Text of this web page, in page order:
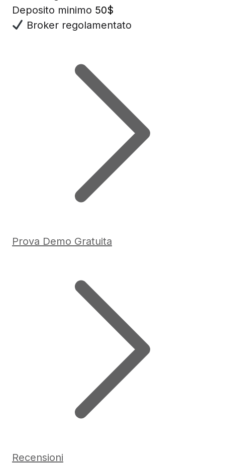
Deposito minimo 50$
Broker regolamentato
Prova Demo Gratuita
Recensioni